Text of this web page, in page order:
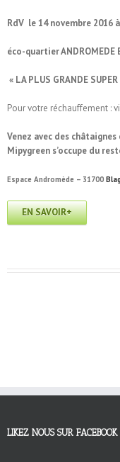
RdV le 14 novembre 2016
éco-quartier
« LA PLUS GRANDE
Pour votre réchauffement :
Venez avec des
Mipygreen s’occupe du
Espace Andromède – 31700
EN SAVOIR+
LIKEZ NOUS SUR FACEBOOK